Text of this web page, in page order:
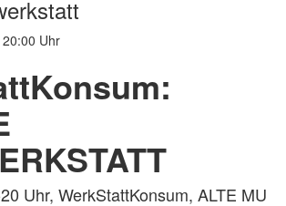
Uhr
Uhr, WerkStattKonsum, ALTE MU